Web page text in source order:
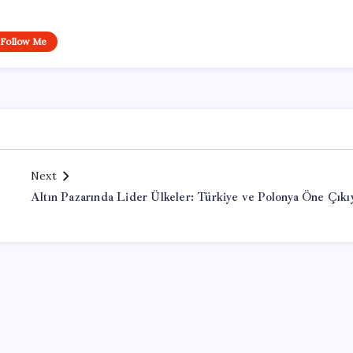
Follow Me
Next
Altın Pazarında Lider Ülkeler: Türkiye ve Polonya Öne